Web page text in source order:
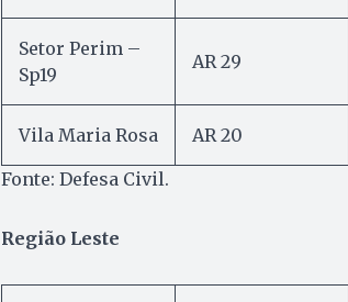
Setor Perim –
Sp19
AR 29
Vila Maria Rosa AR 20
Fonte: Defesa Civil.
Região Leste